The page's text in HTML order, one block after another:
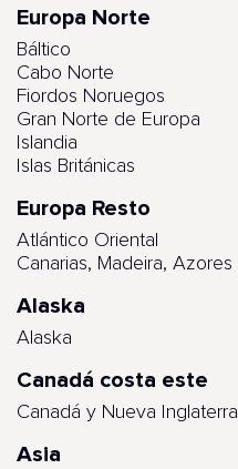
Europa Norte
Báltico
Cabo Norte
Fiordos Noruegos
Gran Norte de Europa
Islandia
Islas Británicas
Europa Resto
Atlántico Oriental
Canarias, Madeira, Azores
Alaska
Alaska
Canadá costa este
Canadá y Nueva Inglaterra
Asia